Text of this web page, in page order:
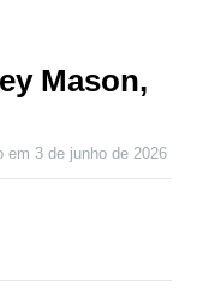
Mason,
em 3 de junho de 2026